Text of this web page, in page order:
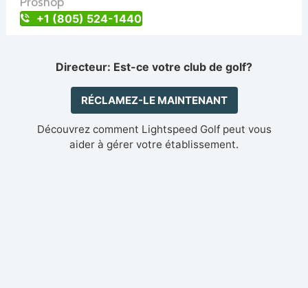
+1 (805) 524-1440
Directeur: Est-ce votre club de golf?
RÉCLAMEZ-LE MAINTENANT
Découvrez comment Lightspeed Golf peut vous
aider à gérer votre établissement.